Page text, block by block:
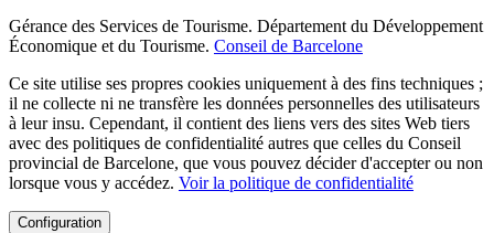
Gérance des Services de Tourisme. Département du Développement
Économique et du Tourisme. Conseil de Barcelone
Ce site utilise ses propres cookies uniquement à des fins techniques ;
il ne collecte ni ne transfère les données personnelles des utilisateurs
à leur insu. Cependant, il contient des liens vers des sites Web tiers
avec des politiques de confidentialité autres que celles du Conseil
provincial de Barcelone, que vous pouvez décider d'accepter ou non
lorsque vous y accédez. Voir la politique de confidentialité
Configuration